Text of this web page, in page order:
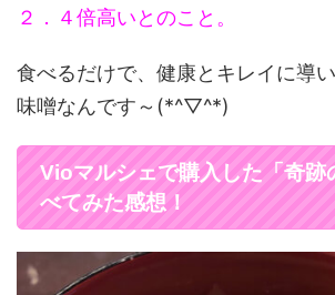
２．４倍高いとのこと。
食べるだけで、健康とキレイに導
味噌なんです～(*^▽^*)
Vioマルシェで購入した「奇跡
べてみた感想！